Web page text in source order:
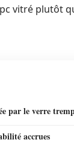
vitré plutôt
par le verre
accrues